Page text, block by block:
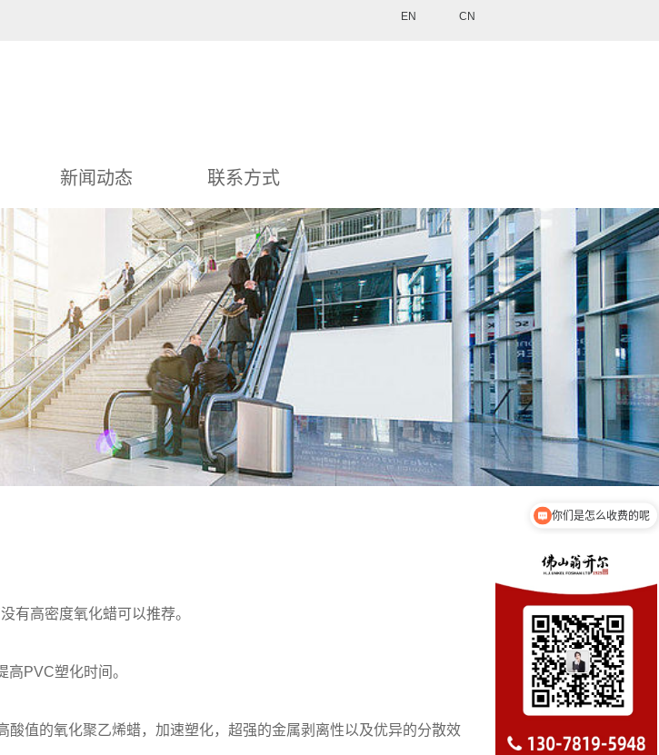
CN
EN
新闻动态 联系方式
有高密度氧化蜡可以推荐。
PVC塑化时间。
值的氧化聚乙烯蜡，加速塑化，超强的金属剥离性以及优异的分散效
你们是怎么收费的呢